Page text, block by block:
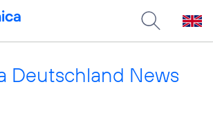
Deutschland News